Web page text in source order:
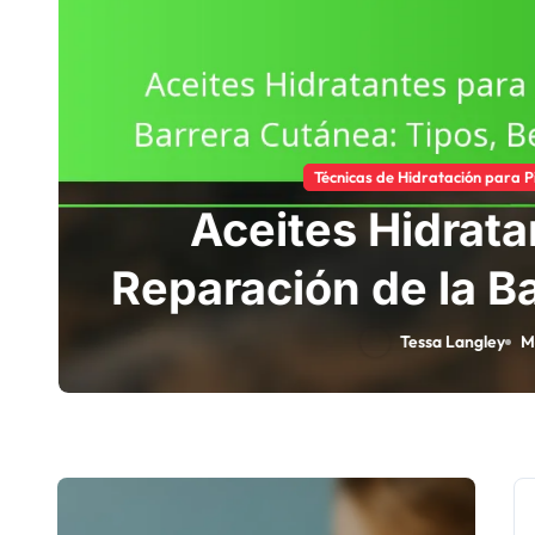
Técnicas de Hidratación para
Aceites
Reparación de la
Tipos,
Tessa Langley